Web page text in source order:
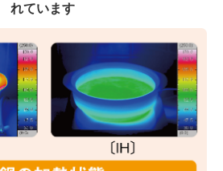
れています